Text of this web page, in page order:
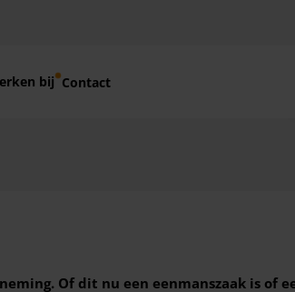
bij Contact
Of dit nu een eenmanszaak is of